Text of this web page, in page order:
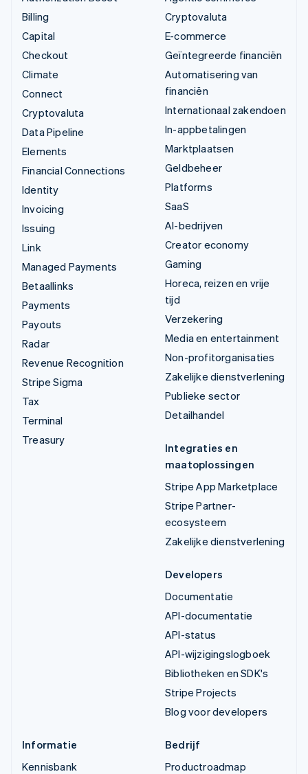
Billing
Capital
Checkout
Climate
Connect
Cryptovaluta
Data Pipeline
Elements
Financial Connections
Identity
Invoicing
Issuing
Link
Managed Payments
Betaallinks
Payments
Payouts
Radar
Revenue Recognition
Stripe Sigma
Tax
Terminal
Treasury
Cryptovaluta
E-commerce
Geïntegreerde financiën
Automatisering van
financiën
Internationaal zakendoen
In-appbetalingen
Marktplaatsen
Geldbeheer
Platforms
SaaS
AI-bedrijven
Creator economy
Gaming
Horeca, reizen en vrije
tijd
Verzekering
Media en entertainment
Non-profitorganisaties
Zakelijke dienstverlening
Publieke sector
Detailhandel
Integraties en
maatoplossingen
Stripe App Marketplace
Stripe Partner-
ecosysteem
Zakelijke dienstverlening
Developers
Documentatie
API-documentatie
API-status
API-wijzigingslogboek
Bibliotheken en SDK's
Stripe Projects
Blog voor developers
Informatie
Kennisbank
Bedrijf
Productroadmap